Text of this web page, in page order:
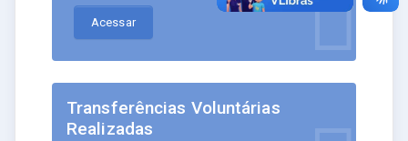
Acessar
Transferências Voluntárias
Realizadas